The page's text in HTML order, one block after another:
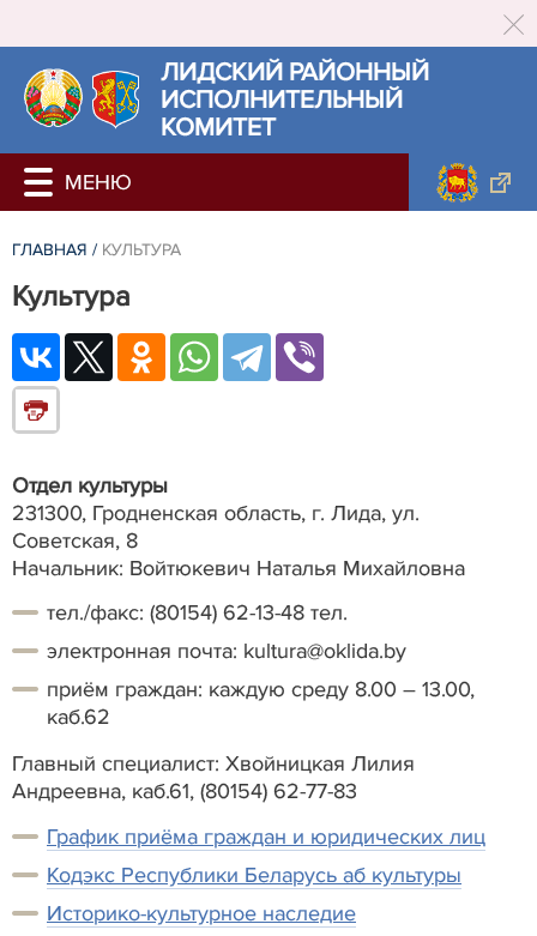
ЛИДСКИЙ РАЙОННЫЙ
ИСПОЛНИТЕЛЬНЫЙ
КОМИТЕТ
ГЛАВНАЯ / КУЛЬТУРА
Культура
Отдел культуры
231300, Гродненская область, г. Лида, ул.
Советская, 8
Начальник: Войтюкевич Наталья Михайловна
тел./факс: (80154) 62-13-48 тел.
электронная почта: kultura@oklida.by
приём граждан: каждую среду 8.00 – 13.00,
каб.62
Главный специалист: Хвойницкая Лилия
Андреевна, каб.61, (80154) 62-77-83
График приёма граждан и юридических лиц
Кодэкс Республики Беларусь аб культуры
Историко-культурное наследие